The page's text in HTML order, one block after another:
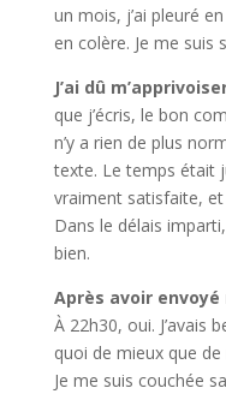
un mois, j’ai pleuré
en colère. Je me suis
J’ai dû
que j’écris, le bon
n’y a rien de plus
texte. Le temps était
vraiment satisfaite,
Dans le délais
bien.
Après avoir
À 22h30, oui. J’avais
quoi de mieux que
Je me suis couchée